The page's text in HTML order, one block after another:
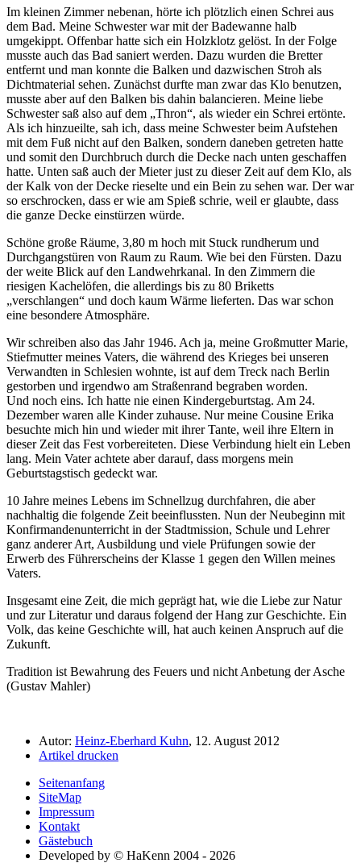
Im kleinen Zimmer nebenan, hörte ich plötzlich einen Schrei aus
dem Bad. Meine Schwester war mit der Badewanne halb
umgekippt. Offenbar hatte sich ein Holzklotz gelöst. In der Folge
musste auch das Bad saniert werden. Dazu wurden die Bretter
entfernt und man konnte die Balken und dazwischen Stroh als
Dichtmaterial sehen. Zunächst durfte man zwar das Klo benutzen,
musste aber auf den Balken bis dahin balancieren. Meine liebe
Schwester saß also auf dem
Thron , als wieder ein Schrei ertönte.
Als ich hinzueilte, sah ich, dass meine Schwester beim Aufstehen
mit dem Fuß nicht auf den Balken, sondern daneben getreten hatte
und somit den Durchbruch durch die Decke nach unten geschaffen
hatte. Unten saß auch der Mieter just zu dieser Zeit auf dem Klo, als
der Kalk von der Decke rieselte und ein Bein zu sehen war. Der war
so erschrocken, dass er wie am Spieß schrie, weil er glaubte, dass
die ganze Decke einstürzen würde.
Schöne große Räume, 3,80 m hoch mit Stuck rundherum und
Durchgangstüren von Raum zu Raum. Wie bei den Fürsten. Dazu
der weite Blick auf den Landwehrkanal. In den Zimmern die
riesigen Kachelöfen, die allerdings bis zu 80 Briketts
verschlangen
und doch kaum Wärme lieferten. Das war schon
eine besondere Atmosphäre.
Wir schreiben also das Jahr 1946. Ach ja, meine Großmutter Marie,
Stiefmutter meines Vaters, die während des Krieges bei unseren
Verwandten in Schlesien wohnte, ist auf dem Treck nach Berlin
gestorben und irgendwo am Straßenrand begraben worden.
Und noch eins. Ich hatte nie einen Kindergeburtstag. Am 24.
Dezember waren alle Kinder zuhause. Nur meine Cousine Erika
besuchte mich hin und wieder mit ihrer Tante, weil ihre Eltern in
dieser Zeit das Fest vorbereiteten. Diese Verbindung hielt ein Leben
lang. Mein Vater achtete aber darauf, dass morgens mein
Geburtstagstisch gedeckt war.
10 Jahre meines Lebens im Schnellzug durchfahren, die aber
nachhaltig die folgende Zeit beeinflussten. Nun der Neubeginn mit
Konfirmandenunterricht in der Stadtmission, Schule und Lehrer
ganz anderer Art, Ausbildung und viele Prüfungen sowie der
Erwerb des Führerscheins der Klasse 1 gegen den Willen meines
Vaters.
Insgesamt eine Zeit, die mich geprägt hat, wie die Liebe zur Natur
und zur Literatur und daraus folgend der Hang zur Geschichte. Ein
Volk, das keine Geschichte will, hat auch keinen Anspruch auf die
Zukunft.
Tradition ist Bewahrung des Feuers und nicht Anbetung der Asche
(Gustav Mahler)
Autor: Heinz-Eberhard Kuhn, 12. August 2012
Artikel drucken
Seitenanfang
SiteMap
Impressum
Kontakt
Gästebuch
Developed by © HaKenn 2004 - 2026